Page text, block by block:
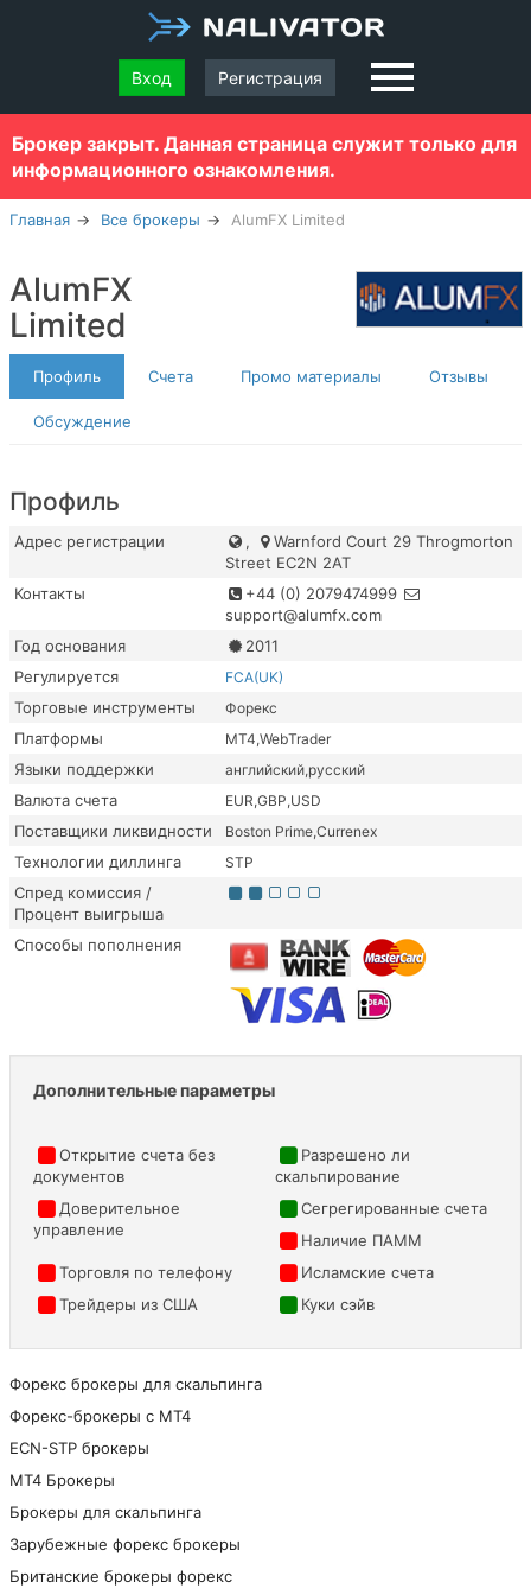
Вход Регистрация
Брокер закрыт. Данная страница служит только для
информационного ознакомления.
Главная Все брокеры AlumFX Limited
AlumFX
Limited
Профиль Счета Промо материалы Отзывы
Обсуждение
Профиль
Адрес регистрации ,
Warnford Court 29 Throgmorton
Street EC2N 2AT
Контакты
+44 (0) 2079474999
support@alumfx.com
Год основания
2011
Регулируется
FCA(UK)
Торговые инструменты Форекс
Платформы MT4 WebTrader
Языки поддержки английский русский
Валюта счета EUR GBP USD
Поставщики ликвидности Boston Prime Currenex
Технологии диллинга STP
Спред комиссия /
Процент выигрыша
Способы пополнения
Дополнительные параметры
Открытие счета без
документов
Разрешено ли
скальпирование
Доверительное
управление
Сегрегированные счета
Наличие ПАММ
Торговля по телефону
Исламские счета
Трейдеры из США
Куки сэйв
Форекс брокеры для скальпинга
Форекс-брокеры с MT4
ECN-STP брокеры
МТ4 Брокеры
Брокеры для скальпинга
Зарубежные форекс брокеры
Британские брокеры форекс